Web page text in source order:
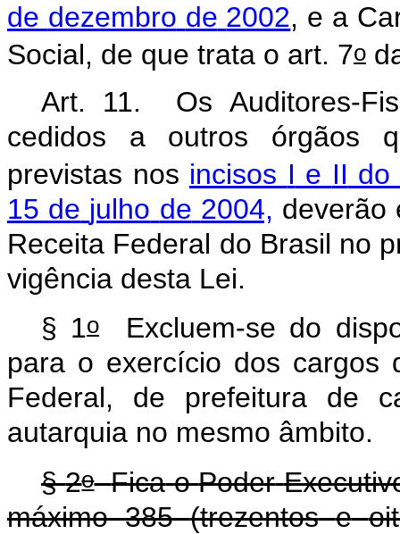
de dezembro de 2002, e a
Social, de que trata o art. 7o
Art.
11. Os Auditores-
cedidos
a outros órgãos
previstas nos incisos I e II do
15 de julho de 2004, deverão
Receita Federal do Brasil no
vigência desta Lei.
§ 1o Excluem-se do
para o exercício dos cargos
Federal,
de prefeitura de
autarquia no mesmo âmbito.
§ 2o Fica o Poder
máximo 385 (trezentos e